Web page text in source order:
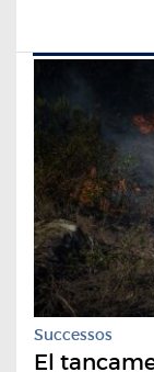
Successos
El